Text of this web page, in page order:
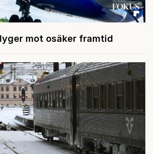
mot osäker framtid